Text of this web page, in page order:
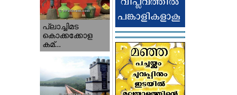
പ്ലാച്ചിമട
കൊക്കക്കോള
കമ്...